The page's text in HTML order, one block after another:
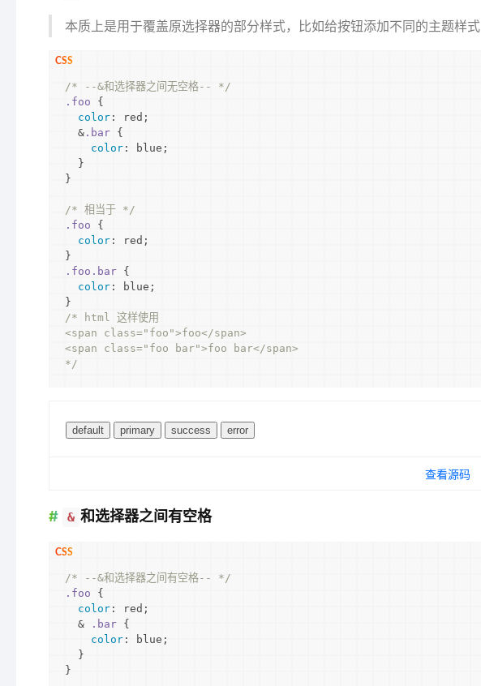
本质上是用于覆盖原选择器的部分样式，比如给按钮添加不同的主题样式
/* --&和选择器之间无空格-- */
.foo {
color : red;
  &
.bar {
color : blue;
  }
}
/* 相当于 */
.foo {
color : red;
.foo .bar {
color : blue;
/* html 这样使用
<span class="foo">foo</span>
<span class="foo bar">foo bar</span>
*/
& 和选择器之间有空格
/* --&和选择器之间有空格-- */
.foo {
color : red;
  &
.bar {
color : blue;
  }
}